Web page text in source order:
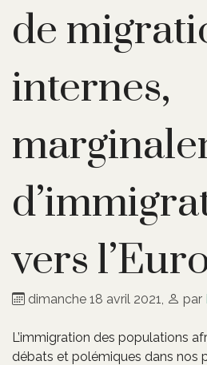
de
internes,
vers
dimanche 18 avril 2021 par
L’immigration des populations
débats et polémiques dans nos